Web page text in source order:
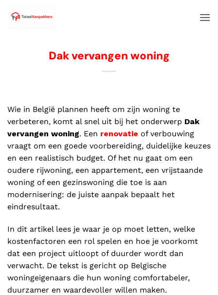
Dak vervangen woning
Wie in België plannen heeft om zijn woning te
verbeteren, komt al snel uit bij het onderwerp Dak
vervangen woning. Een renovatie of verbouwing
vraagt om een goede voorbereiding, duidelijke keuzes
en een realistisch budget. Of het nu gaat om een
oudere rijwoning, een appartement, een vrijstaande
woning of een gezinswoning die toe is aan
modernisering: de juiste aanpak bepaalt het
eindresultaat.
In dit artikel lees je waar je op moet letten, welke
kostenfactoren een rol spelen en hoe je voorkomt
dat een project uitloopt of duurder wordt dan
verwacht. De tekst is gericht op Belgische
woningeigenaars die hun woning comfortabeler,
duurzamer en waardevoller willen maken.